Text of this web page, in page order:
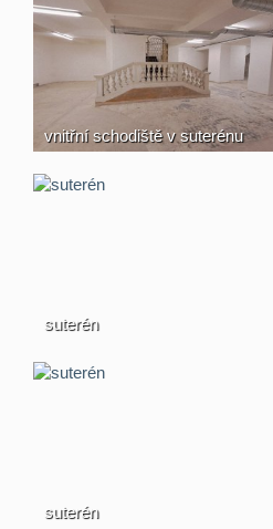
vnitřní schodiště v suterénu
suterén
suterén